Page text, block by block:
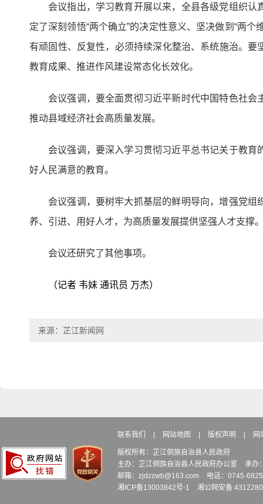
会议指出，学习教育开展以来，全县各级党组织
定了深刻领悟“两个确立”的决定性意义、坚决做到“两
有顽固性、反复性，必须持续深化整治、系统施治。
教育成果、推进作风建设常态化长效化。
会议强调，要全面贯彻习近平新时代中国特色社
推动县域经济社会高质量发展。
会议强调，要深入学习贯彻习近平总书记关于教
好人民满意的教育。
会议强调，要树牢大抓基层的鲜明导向，增强党
养、引进、用好人才，为高质量发展提供坚强人才支撑
会议还研究了其他事项。
（记者 韦妹 通讯员 万杰）
来源：芷江新闻网
联系我们 网站地图 版权声明 网
版权所有：芷江侗族自治县人民政府
主办：芷江侗族自治县人民政府办公室
承办
邮箱：zjdzzwb@163.com
电话：0745-
湘ICP备13003842号-1
湘公网安备